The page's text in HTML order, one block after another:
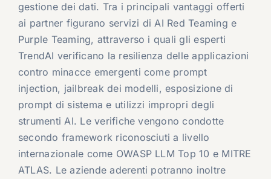
gestione dei dati. Tra i principali vantaggi offerti
ai partner figurano servizi di AI Red Teaming e
Purple Teaming, attraverso i quali gli esperti
TrendAI verificano la resilienza delle applicazioni
contro minacce emergenti come prompt
injection, jailbreak dei modelli, esposizione di
prompt di sistema e utilizzi impropri degli
strumenti AI. Le verifiche vengono condotte
secondo framework riconosciuti a livello
internazionale come OWASP LLM Top 10 e MITRE
ATLAS. Le aziende aderenti potranno inoltre